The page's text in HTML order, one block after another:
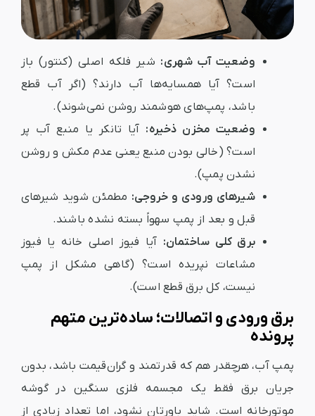
وضعیت آب شهری: شیر فلکه اصلی (کنتور) باز
است؟ آیا همسایه‌ها آب دارند؟ (اگر آب قطع
باشد، پمپ‌های هوشمند روشن نمی‌شوند).
وضعیت مخزن ذخیره: آیا تانکر یا منبع آب پر
است؟ (خالی بودن منبع یعنی عدم مکش و روشن
نشدن پمپ).
شیرهای ورودی و خروجی: مطمئن شوید شیرهای
قبل و بعد از پمپ سهواً بسته نشده باشند.
برق کلی ساختمان: آیا فیوز اصلی خانه یا فیوز
مشاعات نپریده است؟ (گاهی مشکل از پمپ
نیست، کل برق قطع است).
برق ورودی و اتصالات؛ ساده‌ترین متهم
پرونده
پمپ آب، هرچقدر هم که قدرتمند و گران‌قیمت باشد، بدون
جریان برق فقط یک مجسمه فلزی سنگین در گوشه
موتورخانه است. شاید باورتان نشود، اما تعداد زیادی از